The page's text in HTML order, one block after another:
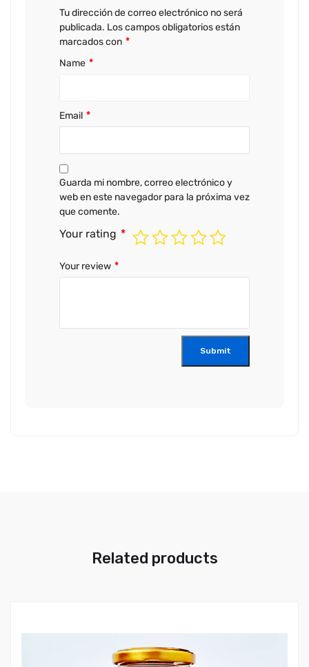
Tu dirección de correo electrónico no será
publicada. Los campos obligatorios están
marcados con *
Name *
Email *
Guarda mi nombre, correo electrónico y
web en este navegador para la próxima vez
que comente.
Your rating *
Your review *
Related products